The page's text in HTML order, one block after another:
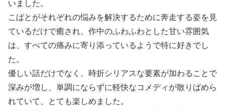
いました。
こばとがそれぞれの悩みを解決するために奔走する姿を見
ているだけで癒され、作中のふわふわとした甘い雰囲気
は、すべての痛みに寄り添っているようで特に好きでし
た。
優しい話だけでなく、時折シリアスな要素が加わることで
深みが増し、単調にならずに軽快なコメディが散りばめら
れていて、とても楽しめました。